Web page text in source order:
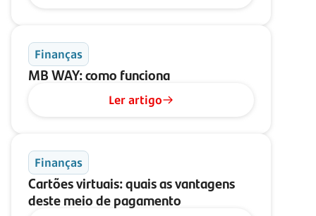
Finanças
MB WAY:como funciona
Ler artigo
Finanças
Cartões virtuais: quais as vantagens
deste meio de pagamento